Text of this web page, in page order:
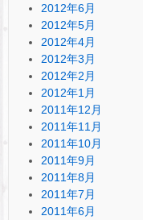
2012年6月
2012年5月
2012年4月
2012年3月
2012年2月
2012年1月
2011年12月
2011年11月
2011年10月
2011年9月
2011年8月
2011年7月
2011年6月